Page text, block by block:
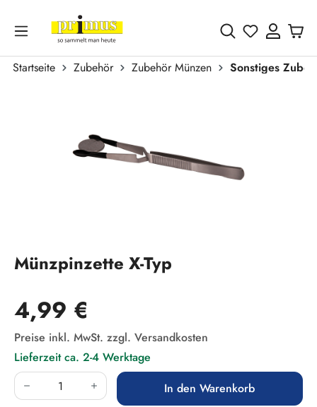
Zum Hauptinhalt springen
Du hast 0
Startseite Zubehör Zubehör Münzen
Sonstiges
Münzpinzette X-Typ
Regulärer Preis:
4,99 €
Preise inkl. MwSt. zzgl. Versandkosten
Lieferzeit ca. 2-4 Werktage
Produkt Anzahl: Gib den gewünschten Wert
In den Warenkorb